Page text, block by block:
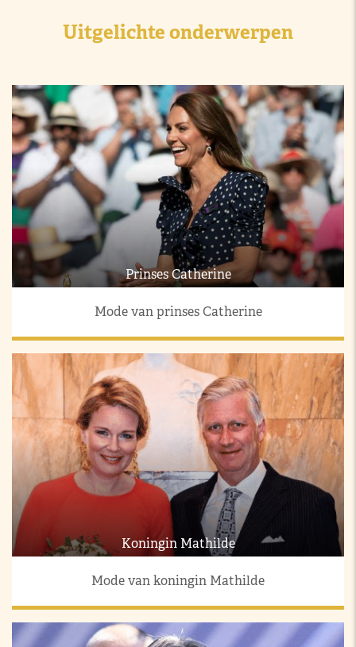
Uitgelichte onderwerpen
Prinses Catherine
Mode van prinses Catherine
Koningin Mathilde
Mode van koningin Mathilde